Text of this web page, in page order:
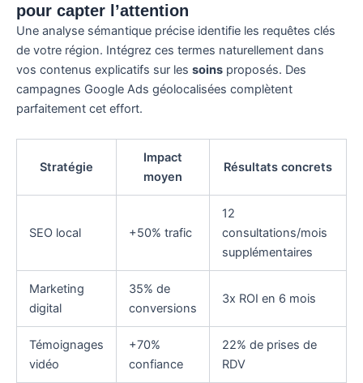
pour capter l’attention
Une analyse sémantique précise identifie les requêtes clés
de votre région. Intégrez ces termes naturellement dans
vos contenus explicatifs sur les soins proposés. Des
campagnes Google Ads géolocalisées complètent
parfaitement cet effort.
Stratégie
Impact
moyen
Résultats concrets
SEO local +50% trafic
12
consultations/mois
supplémentaires
Marketing
digital
35% de
conversions
3x ROI en 6 mois
Témoignages
vidéo
+70%
confiance
22% de prises de
RDV